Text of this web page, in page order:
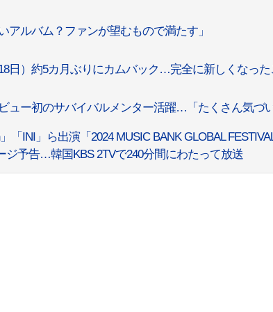
アルバム？ファンが望むもので満たす」
18日）約5カ月ぶりにカムバック…完全に新しくなっ
ビュー初のサバイバルメンター活躍…「たくさん気づ
」「INI」ら出演「2024 MUSIC BANK GLOBAL
ジ予告…韓国KBS 2TVで240分間にわたって放送